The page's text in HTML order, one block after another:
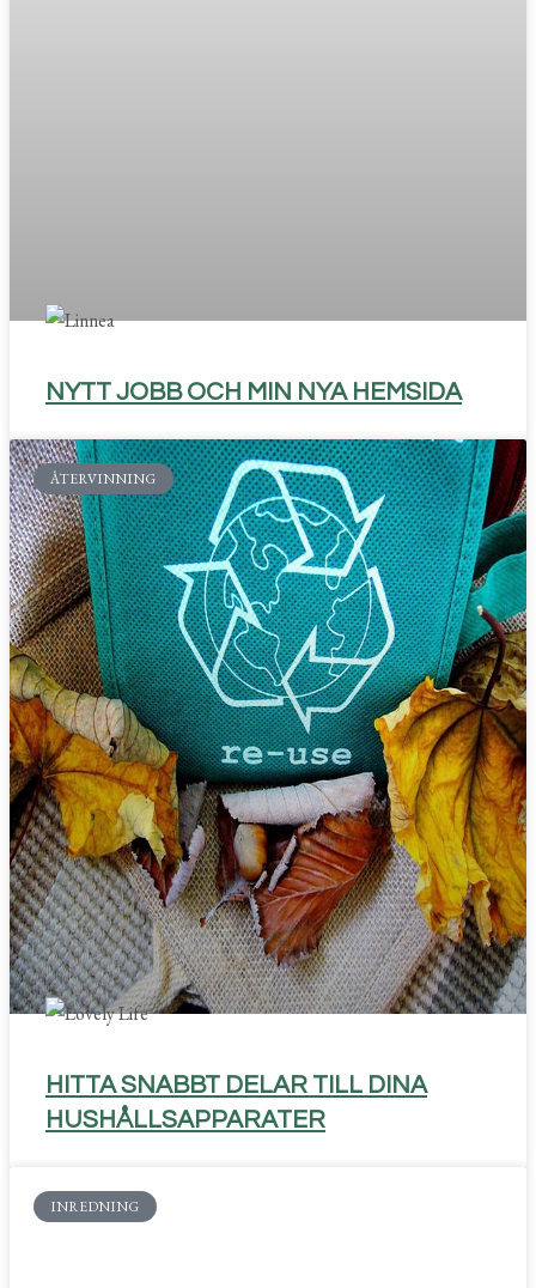
NYTT JOBB OCH MIN NYA HEMSIDA
ÅTERVINNING
HITTA SNABBT DELAR TILL DINA
HUSHÅLLSAPPARATER
INREDNING